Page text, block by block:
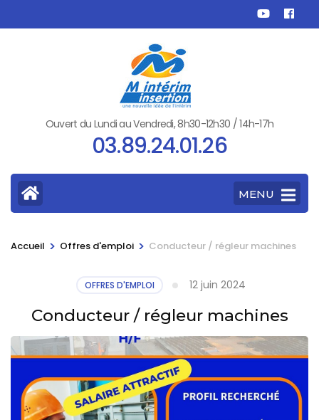
au
Ouvert du Lundi au Vendredi, 8h30-12h30 / 14h-17h
03.89.24.01.26
MENU
Accueil > Offres d'emploi > Conducteur / régleur machines
OFFRES D'EMPLOI 12 juin 2024
Conducteur / régleur machines